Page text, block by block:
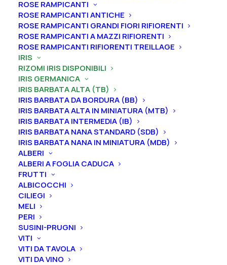
ROSE RAMPICANTI
ROSE RAMPICANTI ANTICHE
ROSE RAMPICANTI GRANDI FIORI RIFIORENTI
ROSE RAMPICANTI A MAZZI RIFIORENTI
ROSE RAMPICANTI RIFIORENTI TREILLAGE
IRIS
RIZOMI IRIS DISPONIBILI
IRIS GERMANICA
IRIS BARBATA ALTA (TB)
IRIS BARBATA DA BORDURA (BB)
IRIS BARBATA ALTA IN MINIATURA (MTB)
IRIS BARBATA INTERMEDIA (IB)
IRIS BARBATA NANA STANDARD (SDB)
IRIS BARBATA NANA IN MINIATURA (MDB)
ALBERI
ALBERI A FOGLIA CADUCA
FRUTTI
ALBICOCCHI
CILIEGI
MELI
PERI
SUSINI-PRUGNI
VITI
VITI DA TAVOLA
VITI DA VINO
Iris germanica “Taffeta Princess”
Iris germanica “Taffeta
Princess”
From5,00€
L’iris germanica “Taffeta Princess” ha vessilli ardesia-
malva, ali color ardesia-malva leggermente più chiaro
con sfumature albicocca sull’attaccatura, barbe
bianche, con punte color mandarino.Altezza 91 cm.
Fioritura intermedia.
Iris in vaso
mentre irizomi
periodo che va
Formato